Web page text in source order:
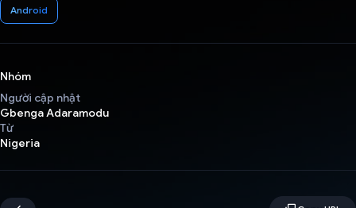
Android
Nhóm
Người cập nhật
Gbenga Adaramodu
Từ
Nigeria